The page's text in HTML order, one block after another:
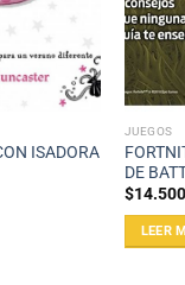
ISADORA
JUEGOS
DE
$14.500
LEER